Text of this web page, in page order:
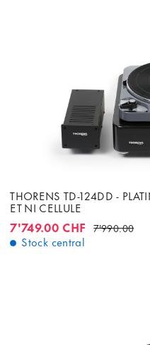
THORENS TD-124DD -
ET NI CELLULE
7'749.00 CHF 7'990.00
Stock central